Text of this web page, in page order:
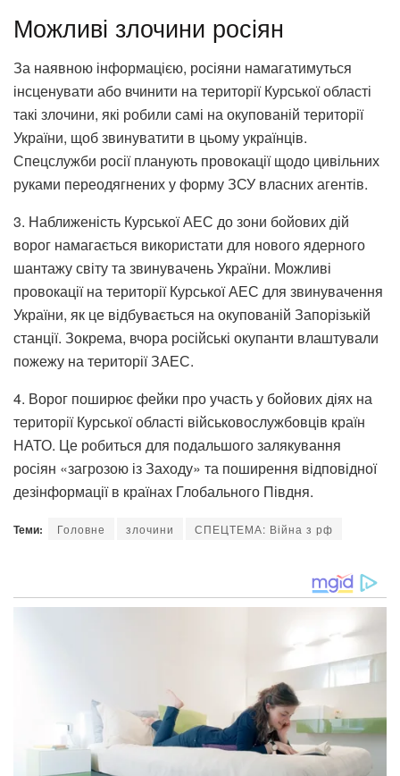
Можливі злочини росіян
За наявною інформацією, росіяни намагатимуться
інсценувати або вчинити на території Курської області
такі злочини, які робили самі на окупованій території
України, щоб звинуватити в цьому українців.
Спецслужби росії планують провокації щодо цивільних
руками переодягнених у форму ЗСУ власних агентів.
3. Наближеність Курської АЕС до зони бойових дій
ворог намагається використати для нового ядерного
шантажу світу та звинувачень України. Можливі
провокації на території Курської АЕС для звинувачення
України, як це відбувається на окупованій Запорізькій
станції. Зокрема, вчора російські окупанти влаштували
пожежу на території ЗАЕС.
4. Ворог поширює фейки про участь у бойових діях на
території Курської області військовослужбовців країн
НАТО. Це робиться для подальшого залякування
росіян «загрозою із Заходу» та поширення відповідної
дезінформації в країнах Глобального Півдня.
Теми: Головне злочини СПЕЦТЕМА: Війна з рф